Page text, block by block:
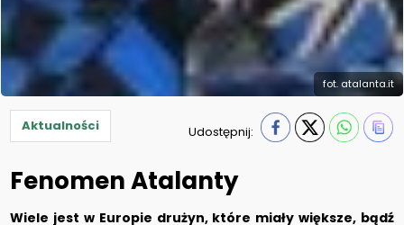
fot. atalanta.it
Aktualności Udostępnij:
Fenomen Atalanty
Wiele jest w Europie drużyn, które miały większe, bądź